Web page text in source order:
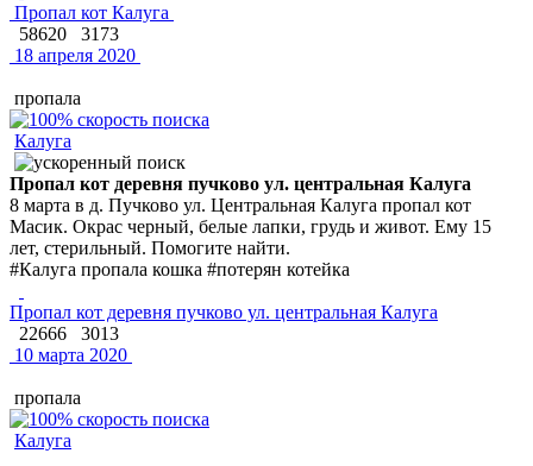
Пропал кот Калуга
58620
3173
18 апреля 2020
пропала
Калуга
Пропал кот деревня пучково ул. центральная Калуга
8 марта в д. Пучково ул. Центральная Калуга пропал кот
Масик. Окрас черный, белые лапки, грудь и живот. Ему 15
лет, стерильный. Помогите найти.
#Калуга пропала кошка #потерян котейка
Пропал кот деревня пучково ул. центральная Калуга
22666
3013
10 марта 2020
пропала
Калуга